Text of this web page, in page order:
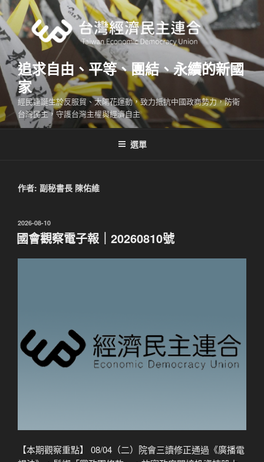
跳
至
主
內
容
追求自由、平等、團結、永續的新國
家
經民連誕生於反服貿、太陽花運動，致力抵抗中國政商勢力，防衛
台灣民主，守護台灣主權與經濟自主
選單
作者: 副秘書長 陳佑維
發
佈
於
2026-08-10
國會觀察電子報｜20260810號
【本期觀察重點】 08/04（二）院會三讀修正通過《廣播電